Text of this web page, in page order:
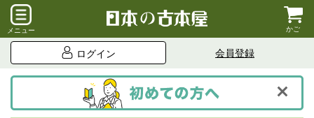
メニュー かご
ログイン 会員登録